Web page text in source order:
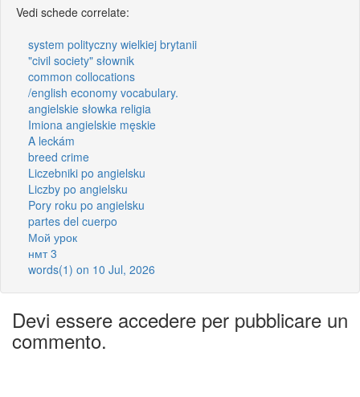
Vedi schede correlate:
system polityczny wielkiej brytanii
"civil society" słownik
common collocations
/english economy vocabulary.
angielskie słowka religia
Imiona angielskie męskie
A leckám
breed crime
Liczebniki po angielsku
Liczby po angielsku
Pory roku po angielsku
partes del cuerpo
Мой урок
нмт 3
words(1) on 10 Jul, 2026
Devi essere accedere per pubblicare un
commento.